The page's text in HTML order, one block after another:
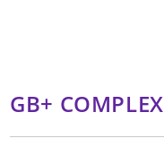
GB+ COMPLEX